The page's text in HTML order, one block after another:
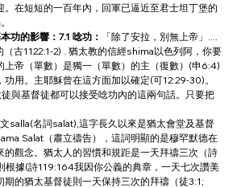
。在短短的一百年內，回軍已逼近至君士坦丁堡的
功的影響：7.1 唸功：
「除了安拉，別無上帝」....
（古1122:1-2) . 猶太教的信經shima以色列阿，你要
上帝（單數）是獨一（單數）的主（復數）(申6:4)
用。主耶穌曾在這方面加以確定(可12:29-30)。
與基督徒都可以接受唸功內的這兩句話。只要把
salla(名詞salat),這字長久以來是猶太會堂及基督
Salat（肅立禱告），這詞明顯的是穆罕默德在
的觀念。猶太人的習慣和規距是一天拜禱三次（詩
根據(詩119:164我因你公義的典章，一天七次讚美
的猶太基督徒則一天保持三次的拜禱（徒3:1;